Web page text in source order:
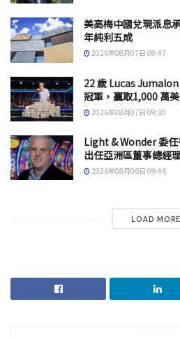
美高梅中國兌現派息
年純利五成
2026年08月07日 09:47
22 歲 Lucas Jumalon
冠軍，贏取1,000 萬
2026年08月07日 09:30
Light & Wonder 委
出任亞洲區董事總經理
2026年08月06日 09:46
LOAD MORE